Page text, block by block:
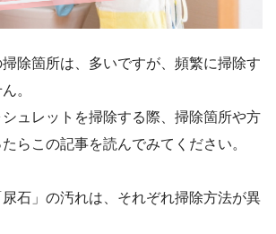
除箇所は、多いですが、頻繁に掃除す
。
ュレットを掃除する際、掃除箇所や方
らこの記事を読んでみてください。
尿石」の汚れは、それぞれ掃除方法が異